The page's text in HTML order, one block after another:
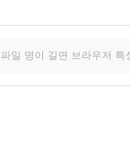
파일 명이 길면 브라우저 특